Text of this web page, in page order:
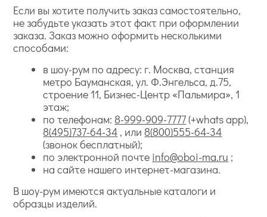
Если вы хотите получить заказ самостоятельно,
не забудьте указать этот факт при оформлении
заказа. Заказ можно оформить несколькими
способами:
в шоу-рум по адресу: г. Москва, станция
метро Бауманская, ул. Ф.Энгельса, д.75,
строение 11, Бизнес-Центр «Пальмира», 1
этаж;
по телефонам: 8-999-909-7777(+whats app),
8(495)737-64-34 , или 8(800)555-64-34
(звонок бесплатный);
по электронной почте info@oboi-ma.ru ;
на сайте нашего интернет-магазина.
В шоу-рум имеются актуальные каталоги и
образцы изделий.